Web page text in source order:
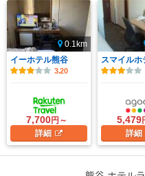
0.1km
イーホテル熊谷
3.20
7,700円～
詳細
スマイルホ
5,479
詳細